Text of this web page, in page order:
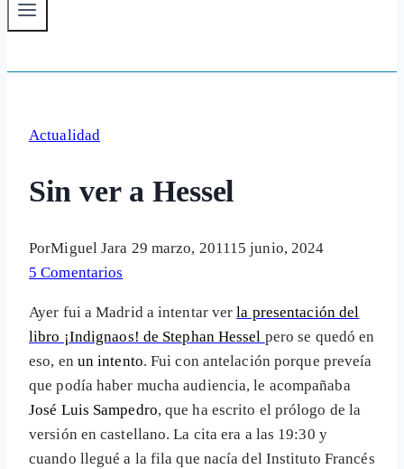
Actualidad
Sin ver a Hessel
PorMiguel Jara 29 marzo, 201115 junio, 2024
5 Comentarios
Ayer fui a Madrid a intentar verla presentación del
libro ¡Indignaos! de Stephan Hessel pero se quedó en
eso, en un intento. Fui con antelación porque preveía
que podía haber mucha audiencia, le acompañaba
José Luis Sampedro, que ha escrito el prólogo de la
versión en castellano. La cita era a las 19:30 y
cuando llegué a la fila que nacía del Instituto Francés